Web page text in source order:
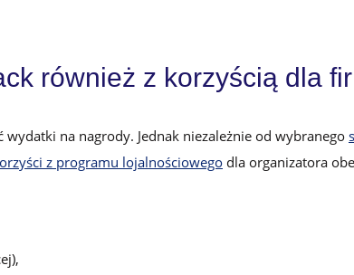
również z korzyścią dla
wydatki na nagrody. Jednak niezależnie od wybranego
z programu lojalnościowego dla organizatora